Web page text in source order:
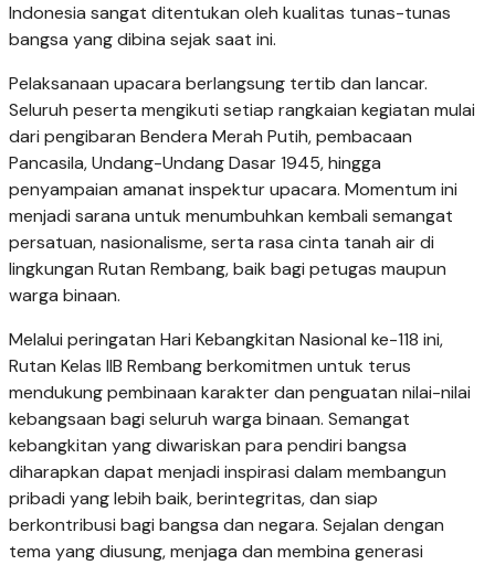
Indonesia sangat ditentukan oleh kualitas tunas-tunas
bangsa yang dibina sejak saat ini.
Pelaksanaan upacara berlangsung tertib dan lancar.
Seluruh peserta mengikuti setiap rangkaian kegiatan mulai
dari pengibaran Bendera Merah Putih, pembacaan
Pancasila, Undang-Undang Dasar 1945, hingga
penyampaian amanat inspektur upacara. Momentum ini
menjadi sarana untuk menumbuhkan kembali semangat
persatuan, nasionalisme, serta rasa cinta tanah air di
lingkungan Rutan Rembang, baik bagi petugas maupun
warga binaan.
Melalui peringatan Hari Kebangkitan Nasional ke-118 ini,
Rutan Kelas IIB Rembang berkomitmen untuk terus
mendukung pembinaan karakter dan penguatan nilai-nilai
kebangsaan bagi seluruh warga binaan. Semangat
kebangkitan yang diwariskan para pendiri bangsa
diharapkan dapat menjadi inspirasi dalam membangun
pribadi yang lebih baik, berintegritas, dan siap
berkontribusi bagi bangsa dan negara. Sejalan dengan
tema yang diusung, menjaga dan membina generasi